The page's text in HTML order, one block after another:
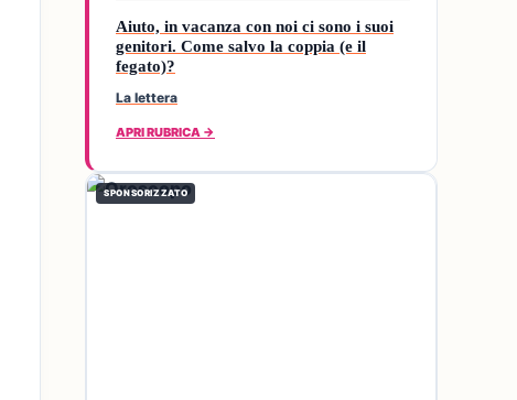
Aiuto, in vacanza con noi ci sono i suoi
genitori. Come salvo la coppia (e il
fegato)?
La lettera
APRI RUBRICA →
SPONSORIZZATO